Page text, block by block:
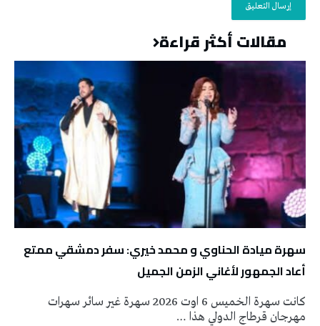
مقالات أكثر قراءة
سهرة ميادة الحناوي و محمد خيري: سفر دمشقي ممتع
أعاد الجمهور لأغاني الزمن الجميل
كانت سهرة الخميس 6 اوت 2026 سهرة غير سائر سهرات
مهرجان قرطاج الدولي هذا …